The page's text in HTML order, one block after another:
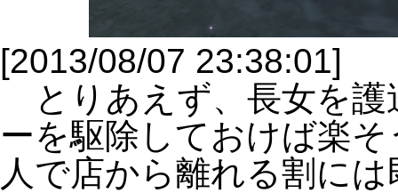
[2013/08/07 23:38:01]
とりあえず、長女を護
ーを駆除しておけば楽
人で店から離れる割に